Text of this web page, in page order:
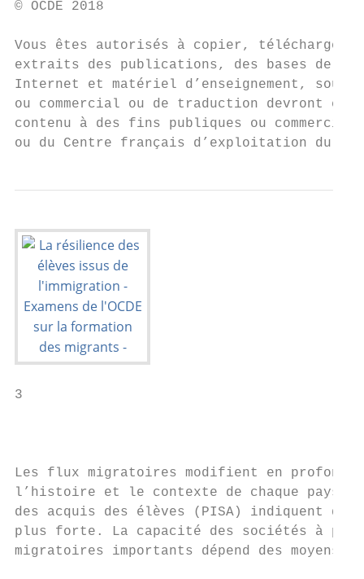
© OCDE 2018
Vous êtes autorisés à copier, télécharger
extraits des publications, des bases de
Internet et matériel d’enseignement, sous
ou commercial ou de traduction devront
contenu à des fins publiques ou
ou du Centre français d’exploitation du
3
Les flux migratoires modifient en
l’histoire et le contexte de chaque pays,
des acquis des élèves (PISA) indiquent
plus forte. La capacité des sociétés à
migratoires importants dépend des